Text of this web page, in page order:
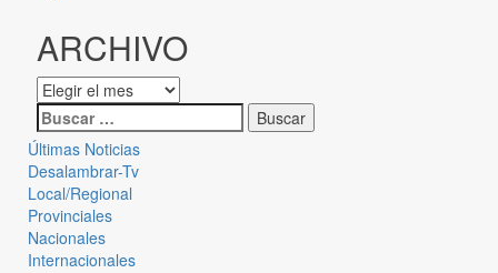
ARCHIVO
Últimas Noticias
Desalambrar-Tv
Local/Regional
Provinciales
Nacionales
Internacionales